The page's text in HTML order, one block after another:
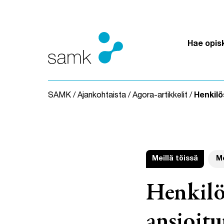
Hae
SAMK / Ajankohtaista / Agora-artikkelit /
Meillä töissä